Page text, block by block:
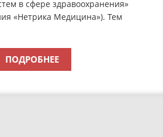
в сфере здравоохранения»
«Нетрика Медицина»). Тем
ПОДРОБНЕЕ